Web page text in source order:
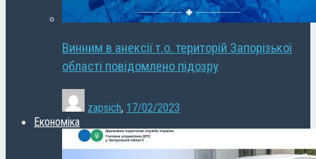
Винним в анексії т.о. територій Запорізької
області повідомлено підозру
zapsich, 17/02/2023
Економіка